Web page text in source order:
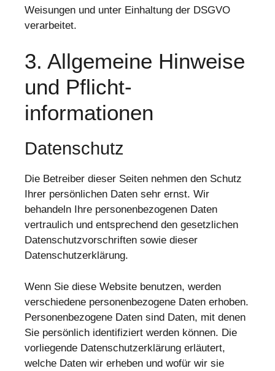
Weisungen und unter Einhaltung der DSGVO
verarbeitet.
3. Allgemeine Hinweise
und Pflicht­
informationen
Datenschutz
Die Betreiber dieser Seiten nehmen den Schutz
Ihrer persönlichen Daten sehr ernst. Wir
behandeln Ihre personenbezogenen Daten
vertraulich und entsprechend den gesetzlichen
Datenschutzvorschriften sowie dieser
Datenschutzerklärung.
Wenn Sie diese Website benutzen, werden
verschiedene personenbezogene Daten erhoben.
Personenbezogene Daten sind Daten, mit denen
Sie persönlich identifiziert werden können. Die
vorliegende Datenschutzerklärung erläutert,
welche Daten wir erheben und wofür wir sie